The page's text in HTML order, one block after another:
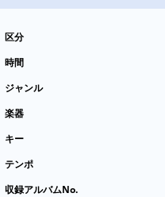
区分
時間
ジャンル
楽器
キー
テンポ
収録アルバムNo.